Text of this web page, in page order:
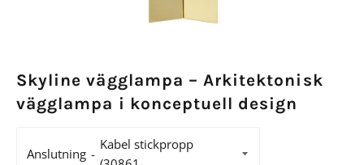
Skyline vägglampa – Arkitektonisk
vägglampa i konceptuell design
Anslutning